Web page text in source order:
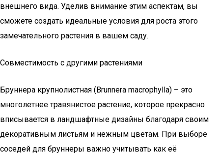
внешнего вида. Уделив внимание этим аспектам, вы
сможете создать идеальные условия для роста этого
замечательного растения в вашем саду.
Совместимость с другими растениями
Бруннера крупнолистная (Brunnera macrophylla) – это
многолетнее травянистое растение, которое прекрасно
вписывается в ландшафтные дизайны благодаря своим
декоративным листьям и нежным цветам. При выборе
соседей для бруннеры важно учитывать как её